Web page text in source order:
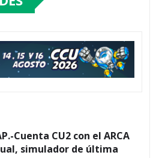
Cuenta CU2 con el ARCA
simulador de última